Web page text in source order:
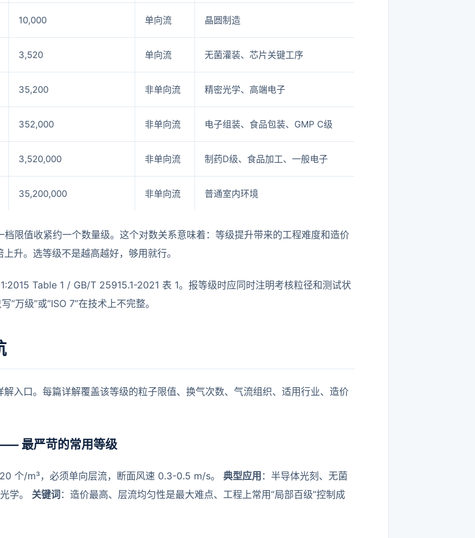
10,000 单向流 晶圆制造
3,520 单向流 无菌灌装、芯片关键工序
35,200 非单向流 精密光学、高端电子
352,000 非单向流 电子组装、食品包装、GMP C级
3,520,000 非单向流 制药D级、食品加工、一般电子
35,200,000 非单向流 普通室内环境
限值收紧约一个数量级。这个对数关系意味着：等级提升带来的工程难度和造价
升。选等级不是越高越好，够用就行。
Table 1 / GB/T 25915.1-2021 表 1。报等级时应同时注明考核粒径和测试状
”万级”或”ISO 7”在技术上不完整。
入口。每篇详解覆盖该等级的粒子限值、换气次数、气流组织、适用行业、造价
最严苛的常用等级
个/m³，必须单向层流，断面风速 0.3-0.5 m/s。 典型应用 ：半导体光刻、无菌
学。 关键词 ：造价最高、层流均匀性是最大难点、工程上常用”局部百级”控制成